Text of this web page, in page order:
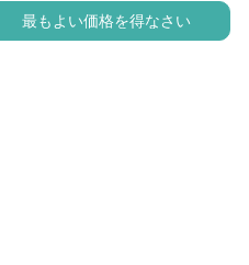
最もよい価格を得なさい